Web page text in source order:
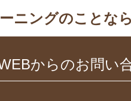
ングのことな
からのお問い